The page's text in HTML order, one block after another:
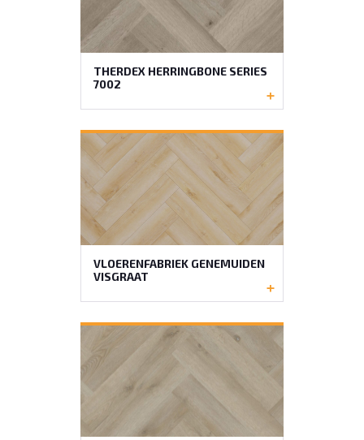
THERDEX HERRINGBONE SERIES
7002
VLOERENFABRIEK GENEMUIDEN
VISGRAAT